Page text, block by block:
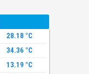
28.18 °C
34.36 °C
13.19 °C